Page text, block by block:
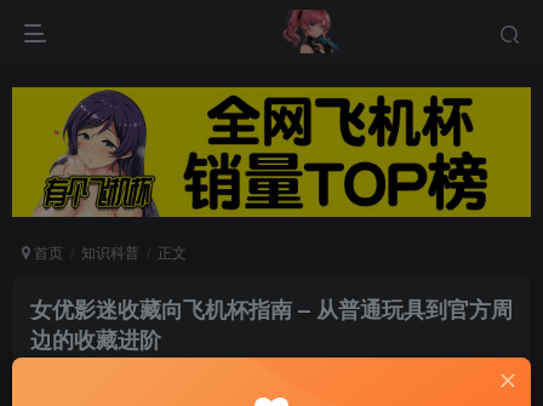
首页 知识科普 正文
女优影迷收藏向飞机杯指南 – 从普通玩具到官方周
边的收藏进阶